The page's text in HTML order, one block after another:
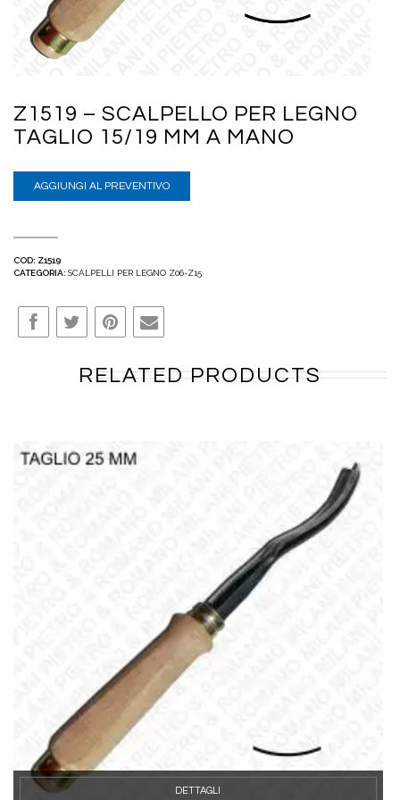
Z1519 – SCALPELLO PER LEGNO
TAGLIO 15/19 MM A MANO
AGGIUNGI AL PREVENTIVO
COD: Z1519
CATEGORIA: SCALPELLI PER LEGNO Z06-Z15
RELATED PRODUCTS
DETTAGLI